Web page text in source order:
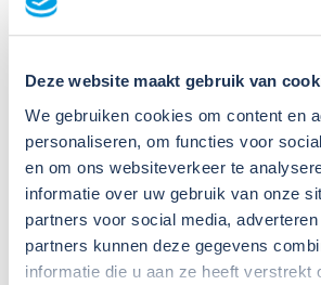
Deze website maakt gebruik van
We gebruiken cookies om content en
personaliseren, om functies voor
en om ons websiteverkeer te
informatie over uw gebruik van onze
partners voor social media,
partners kunnen deze gegevens
informatie die u aan ze heeft verstrekt
beïnvloeden waardoor het valgevaar
Onvoldoende valbescherming kan
schatten en op tijd maatregelen te
Voorzorgsmaatregelen en continue
daarbij cruciaal.